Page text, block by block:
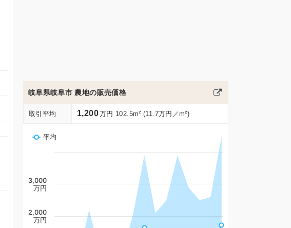
岐阜県岐阜市 農地の販売価格
取引平均 1,200万円 102.5m² (11.7万円／m²)
平均
2,000
万円
3,000
万円